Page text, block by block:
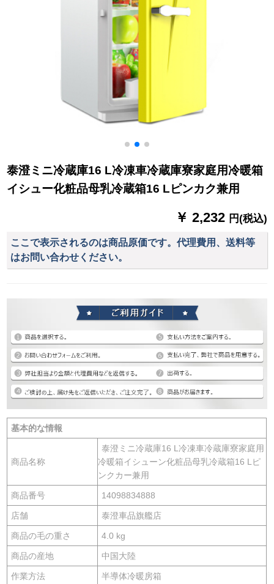
泰澄ミニ冷蔵庫16 L冷凍車冷蔵庫寮家庭用冷暖箱
イシュー化粧品母乳冷蔵箱16 Lピンカク兼用
￥ 2,232 円(税込)
ここで表示されるのは商品原価です。代理費用、送料等
はお問い合わせください。
基本的な情報
商品名称
泰澄ミニ冷蔵庫16 L冷凍車冷蔵庫寮家庭用
冷暖箱イシューン化粧品母乳冷蔵箱16 Lピ
ンクカー兼用
商品番号 14098834888
店舗 泰澄車品旗艦店
商品の毛の重さ 4.0 kg
商品の産地 中国大陸
作業方法 半導体冷暖房箱